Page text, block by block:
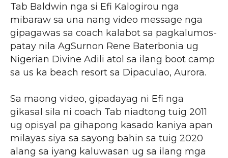
Tab Baldwin nga si Efi Kalogirou nga
mibaraw sa una nang video message nga
gipagawas sa coach kalabot sa pagkalumos-
patay nila AgSurnon Rene Baterbonia ug
Nigerian Divine Adili atol sa ilang boot camp
sa us ka beach resort sa Dipaculao, Aurora.
Sa maong video, gipadayag ni Efi nga
gikasal sila ni coach Tab niadtong tuig 2011
ug opisyal pa gihapong kasado kaniya apan
milayas siya sa sayong bahin sa tuig 2020
alang sa iyang kaluwasan ug sa ilang mga